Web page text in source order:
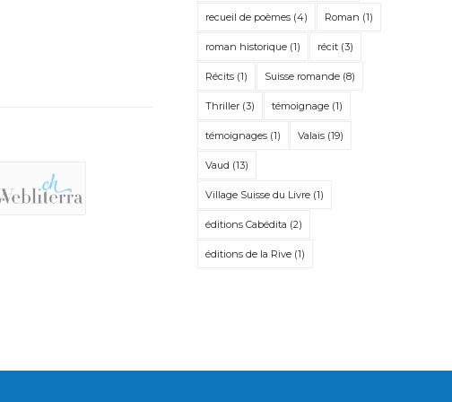
recueil de poèmes(4) Roman (1)
roman historique(1) récit(3)
Récits(1) Suisse romande(8)
Thriller(3) témoignage(1)
témoignages(1) Valais(19)
Vaud (13)
Village Suisse du Livre(1)
éditions Cabédita (2)
éditions de la Rive(1)